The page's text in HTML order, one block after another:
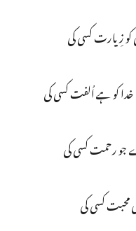
کو زِیارت کسی کی
کو ہے اُلفت کسی کی
جو رحمت کسی کی
محبت کسی کی